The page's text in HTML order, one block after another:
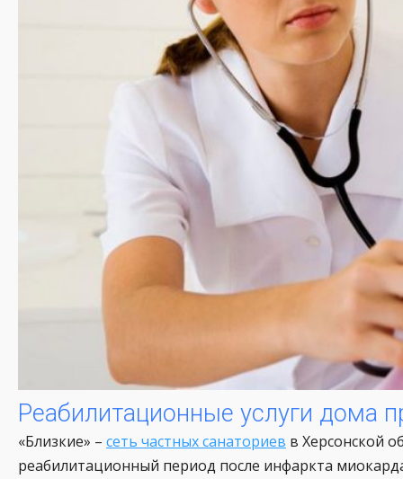
Реабилитационные услуги дома
«Близкие» – сеть частных санаториев в Херсонской
реабилитационный период после инфаркта